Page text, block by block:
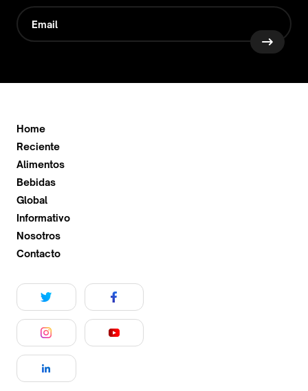
Home
Reciente
Alimentos
Bebidas
Global
Informativo
Nosotros
Contacto